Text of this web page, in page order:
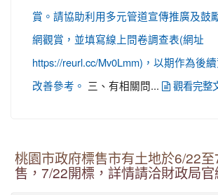
賞。請協助利用多元管道宣傳推廣及鼓
網觀賞，並填寫線上問卷調查表(網址
https://reurl.cc/Mv0Lmm)，以期作為後
改善參考。 三、有相關問... 觀看完整
桃園市政府標售市有土地於6/22
售，7/22開標，詳情請洽財政局官